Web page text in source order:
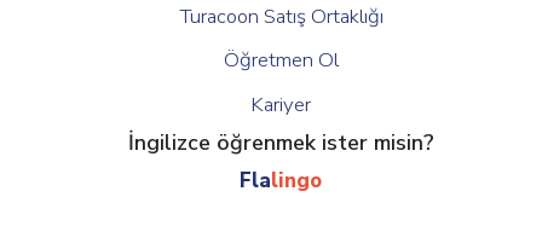
Turacoon Satış Ortaklığı
Öğretmen Ol
Kariyer
İngilizce öğrenmek ister misin?
Flalingo